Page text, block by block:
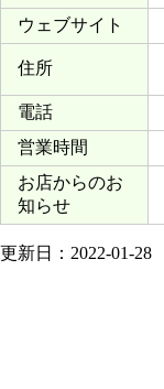
ウェブサイト
住所
電話
営業時間
お店からのお
知らせ
更新日：2022-01-28